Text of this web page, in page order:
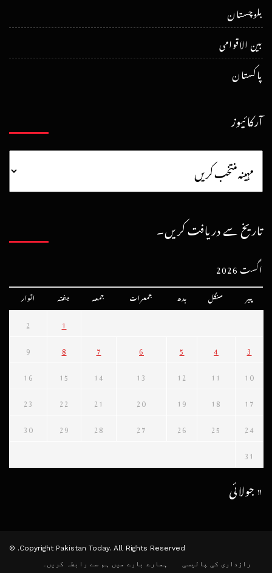
بلوچستان
بین الاقوامی
پاکستان
آرکائیوز
تاریخ سے دریافت کریں۔
اگست 2026
پیر منگل بدھ جمعرات جمعہ ہفتہ اتوار
1
2
3
4
5
6
7
8
9
10
11
12
13
14
15
16
17
18
19
20
21
22
23
24
25
26
27
28
29
30
31
« جولائی
Copyright Pakistan Today. All Rights Reserved. ©
رازداری کی پالیسی
ہمارے بارے میں ہم سے رابطہ کریں۔